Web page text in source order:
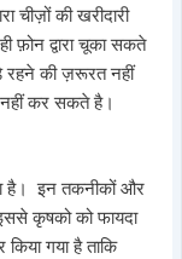
चीज़ों की खरीदारी
फ़ोन द्वारा चूका सकते
रहने की ज़रूरत नहीं
नहीं कर सकते है।
है। इन तकनीकों और
कृषको को फायदा
गया है ताकि